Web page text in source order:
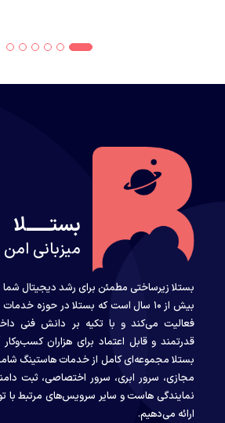
بستــــــلا
میزبانی
بستلا زیرساختی مطمئن برای رشد دیجیتال شما
بیش از ۱۰ سال است که بستلا در حوزه
فعالیت می‌کند و با تکیه بر دانش فنی
قدرتمند و قابل اعتماد برای هزاران کسب‌وکار
بستلا مجموعه‌ای کامل از خدمات هاستینگ
مجازی، سرور ابری، سرور اختصاصی، ثبت
نمایندگی هاست و سایر سرویس‌های مرتبط با
ارائه می‌دهیم.